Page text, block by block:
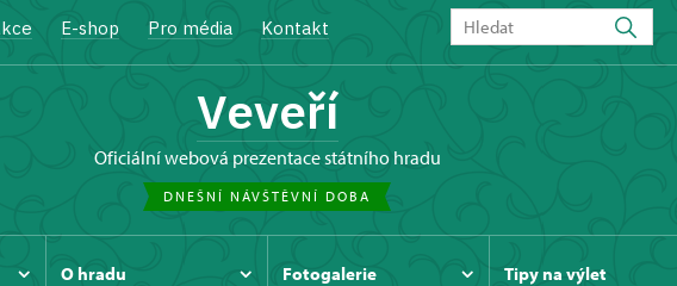
E-shop Pro média Kontakt
Veveří
oficiální webová prezentace státního hradu
DNEŠNÍ NÁVŠTĚVNÍ DOBA
O hradu Fotogalerie Tipy na výlet